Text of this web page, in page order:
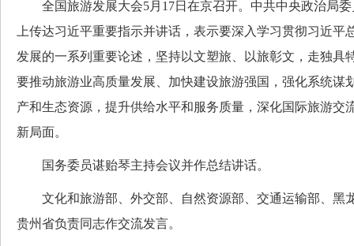
全国旅游发展大会5月17日在京召开。中共中央政治局委
上传达习近平重要指示并讲话，表示要深入学习贯彻习近平
发展的一系列重要论述，坚持以文塑旅、以旅彰文，走独具
要推动旅游业高质量发展、加快建设旅游强国，强化系统谋
产和生态资源，提升供给水平和服务质量，深化国际旅游交
新局面。
国务委员谌贻琴主持会议并作总结讲话。
文化和旅游部、外交部、自然资源部、交通运输部、黑
贵州省负责同志作交流发言。